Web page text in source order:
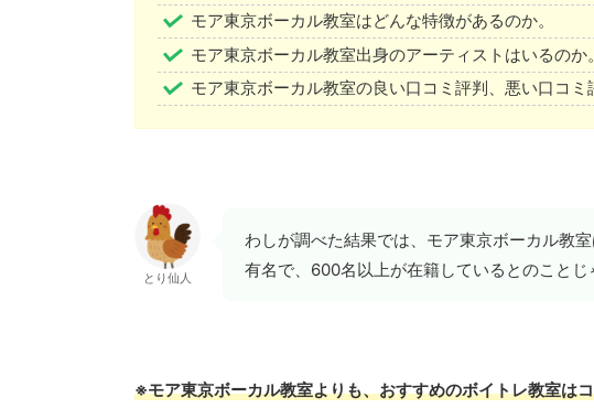
モア東京ボーカル教室はどんな特徴があるのか。
モア東京ボーカル教室出身のアーティストはいるのか。
モア東京ボーカル教室の良い口コミ評判、悪い口コミ
とり仙人
わしが調べた結果では、モア東京ボーカル教
有名で、600名以上が在籍しているとのことじ
※モア東京ボーカル教室よりも、おすすめのボイトレ教室は